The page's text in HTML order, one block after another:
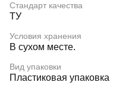
Стандарт качества
ТУ
Условия хранения
В сухом месте.
Вид упаковки
Пластиковая упаковка